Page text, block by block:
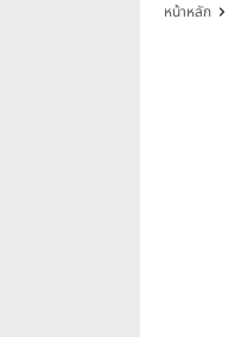
หน้าหลัก